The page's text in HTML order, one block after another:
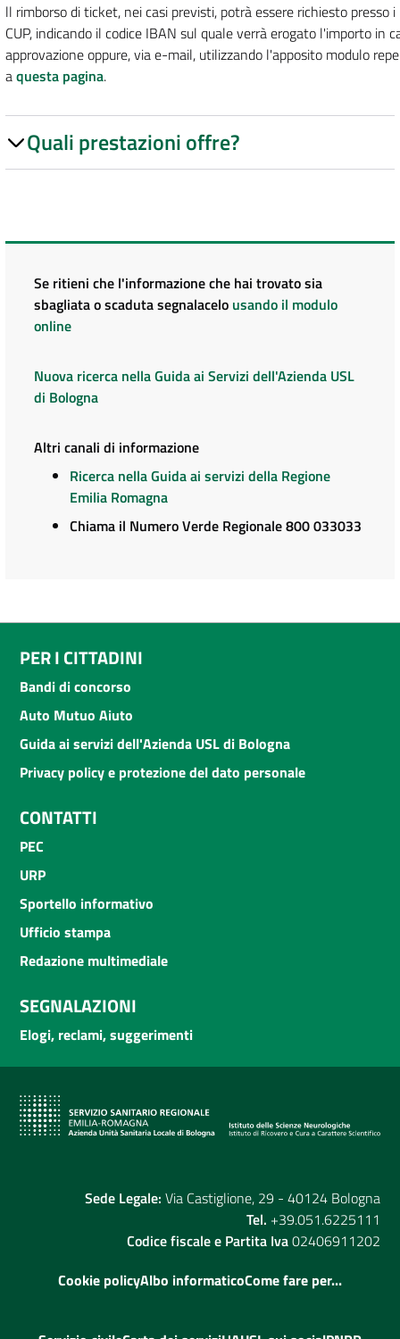
ll rimborso di ticket, nei casi previsti, potrà essere richiesto presso
CUP, indicando il codice IBAN sul quale verrà erogato l'importo in
approvazione oppure, via e-mail, utilizzando l'apposito modulo
aquesta pagina.
Quali prestazioni offre?
Se ritieni che l'informazione che hai trovato sia
sbagliata o scaduta segnalacelo usando il modulo
online
Nuova ricerca nella Guida ai Servizi dell'Azienda USL
di Bologna
Altri canali di informazione
Ricerca nella Guida ai servizi della Regione
Emilia Romagna
Chiama il Numero Verde Regionale 800 033033
PER I CITTADINI
Bandi di concorso
Auto Mutuo Aiuto
Guida ai servizi dell'Azienda USL di Bologna
Privacy policy e protezione del dato personale
CONTATTI
PEC
URP
Sportello informativo
Ufficio stampa
Redazione multimediale
SEGNALAZIONI
Elogi, reclami, suggerimenti
Sede Legale: Via Castiglione, 29 - 40124 Bologna
Tel. +39.051.6225111
Codice fiscale e Partita Iva02406911202
Cookie policyAlbo informaticoCome fare per...